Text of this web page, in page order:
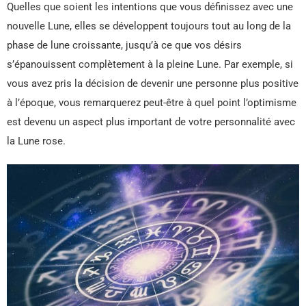
Quelles que soient les intentions que vous définissez avec une
nouvelle Lune, elles se développent toujours tout au long de la
phase de lune croissante, jusqu’à ce que vos désirs
s’épanouissent complètement à la pleine Lune. Par exemple, si
vous avez pris la décision de devenir une personne plus positive
à l’époque, vous remarquerez peut-être à quel point l’optimisme
est devenu un aspect plus important de votre personnalité avec
la Lune rose.